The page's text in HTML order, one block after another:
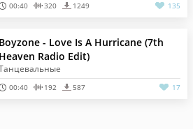
00:40 320 1249 135
Boyzone - Love Is A Hurricane (7th
Heaven Radio Edit)
00:40 192 587 17